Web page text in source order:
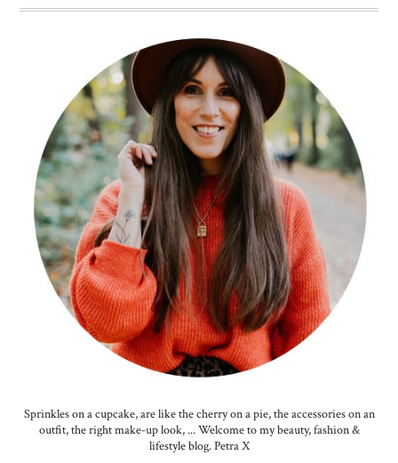
Sprinkles on a cupcake, are like the cherry on a pie, the accessories on an
outfit, the right make-up look, ... Welcome to my beauty, fashion &
lifestyle blog. Petra X